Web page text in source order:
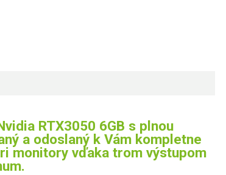
RTX3050 6GB s plnou
a odoslaný k Vám kompletne
monitory vďaka trom výstupom